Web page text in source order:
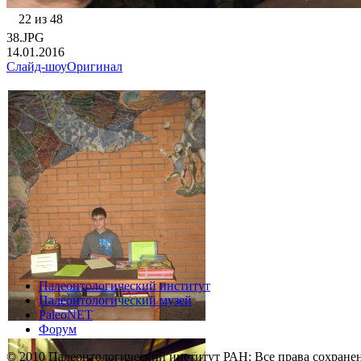
22 из 48
38.JPG
14.01.2016
Слайд-шоуОригинал
Палеонтологический институт
Палеонтологический музей
PaleoNET
Форум
© 2010 Палеонтологический институт РАН; Все права